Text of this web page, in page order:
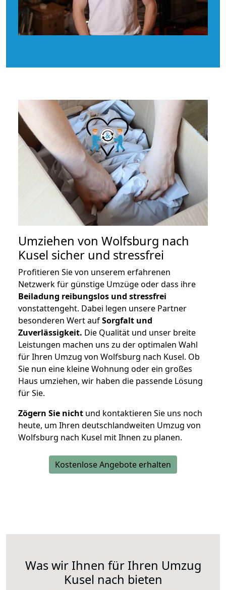
Umziehen von Wolfsburg nach
Kusel sicher und stressfrei
Profitieren Sie von unserem erfahrenen
Netzwerk für günstige Umzüge oder dass ihre
Beiladung reibungslos und stressfrei
vonstattengeht. Dabei legen unsere Partner
besonderen Wert aufSorgfalt und
Zuverlässigkeit. Die Qualität und unser breite
Leistungen machen uns zu der optimalen Wahl
für Ihren Umzug von Wolfsburg nach Kusel. Ob
Sie nun eine kleine Wohnung oder ein großes
Haus umziehen, wir haben die passende Lösung
für Sie.
Zögern Sie nicht und kontaktieren Sie uns noch
heute, um Ihren deutschlandweiten Umzug von
Wolfsburg nach Kusel mit Ihnen zu planen.
Kostenlose Angebote erhalten
Was wir Ihnen für Ihren Umzug
Kusel nach bieten